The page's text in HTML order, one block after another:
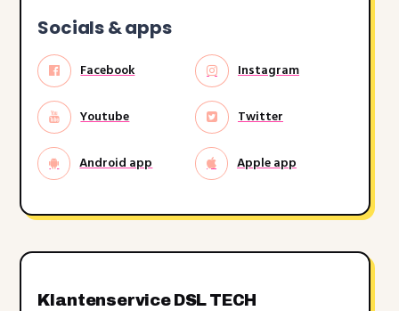
Socials & apps
Facebook Instagram
Youtube Twitter
Android app Apple app
Klantenservice DSL TECH